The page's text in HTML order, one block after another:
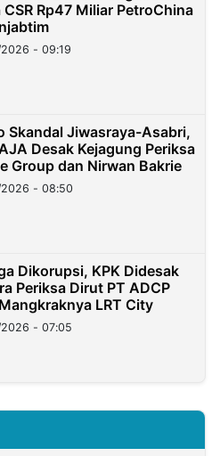
CSR Rp47 Miliar PetroChina
- 09:19
Skandal Jiwasraya-Asabri,
Desak Kejagung Periksa
Group dan Nirwan Bakrie
- 08:50
Dikorupsi, KPK Didesak
Periksa Dirut PT ADCP
LRT City
- 07:05